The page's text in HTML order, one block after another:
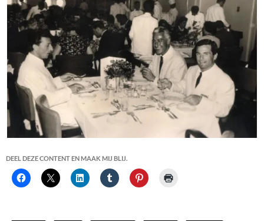
DEEL DEZE CONTENT EN MAAK MIJ BLIJ.